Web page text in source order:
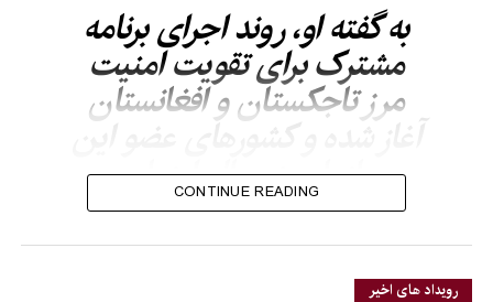
به گفته او، روند اجرای برنامه
مشترک برای تقویت امنیت
مرز تاجکستان و افغانستان
آغاز شده و کشورهای عضو این
سازمان در حال ارزیابی
نیازهای امنیتی، تجهیزات و
امکانات مورد نیاز برای حمایت
از این برنامه هستند.
CONTINUE READING
رویداد های اخیر